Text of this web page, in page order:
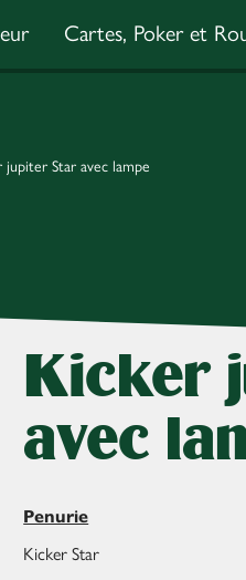
Cartes, Poker et
jupiter Star avec lampe
Kicker
avec
Penurie
Kicker Star